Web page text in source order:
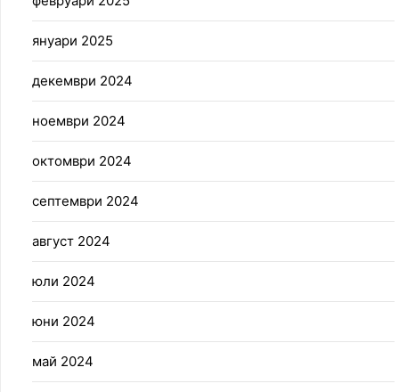
януари 2025
декември 2024
ноември 2024
октомври 2024
септември 2024
август 2024
юли 2024
юни 2024
май 2024